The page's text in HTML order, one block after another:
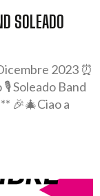
SOLEADO
2023 ⏰
Soleado Band
🎉🎄Ciao a